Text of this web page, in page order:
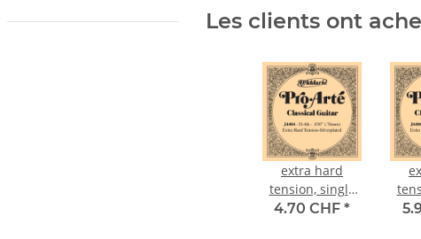
Les clients ont
extra hard
tension, single
string, d-4
4.70 CHF *